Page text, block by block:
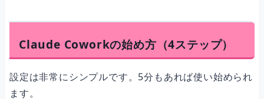
Claude Coworkの始め方（4ステップ）
設定は非常にシンプルです。5分もあれば使い始められ
ます。